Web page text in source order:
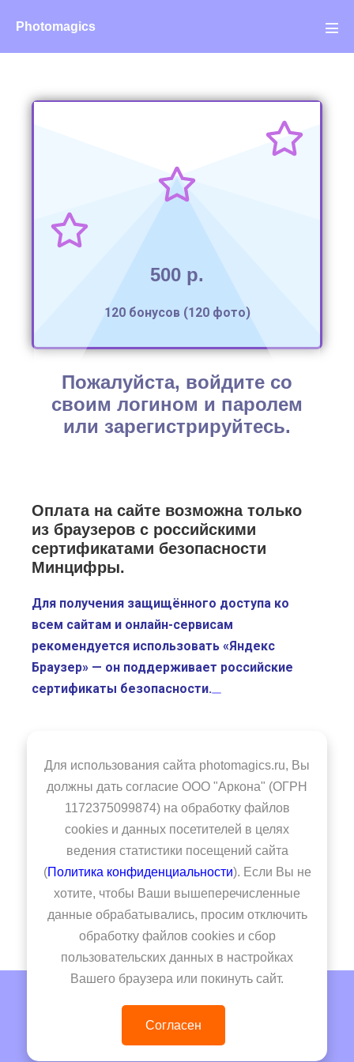
Photomagics
Для использования сайта photomagics.ru, Вы
должны дать согласие ООО "Аркона" (ОГРН
1172375099874) на обработку файлов
cookies и данных посетителей в целях
ведения статистики посещений сайта
(Политика конфиденциальности). Если Вы не
хотите, чтобы Ваши вышеперечисленные
данные обрабатывались, просим отключить
обработку файлов cookies и сбор
пользовательских данных в настройках
Вашего браузера или покинуть сайт.
Согласен
500 р.
120 бонусов (120 фото)
Пожалуйста, войдите со
своим логином и паролем
или зарегистрируйтесь.
Оплата на сайте возможна только
из браузеров с российскими
сертификатами безопасности
Минцифры.
Для получения защищённого доступа ко
всем сайтам и онлайн-сервисам
рекомендуется использовать «Яндекс
Браузер» — он поддерживает российские
сертификаты безопасности.
установка сертификатов Минцифры
Если вы привыкли работать в других
браузерах или возникли проблемы с работой
сайта, можно самостоятельно установить
сертификаты в ваш браузер. Подробно на
сайте госуслугиhttps://www.gosuslugi.ru/crt.
Ценообразование